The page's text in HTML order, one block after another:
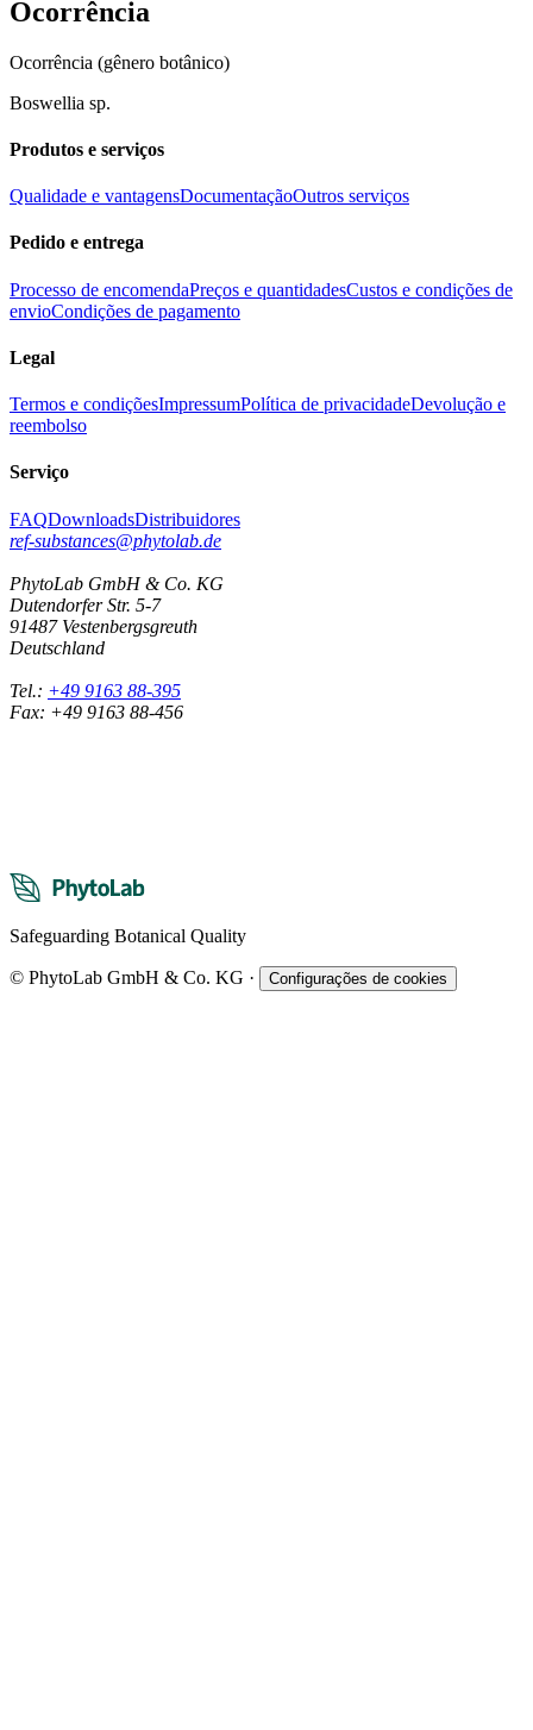
Ocorrência
Ocorrência (gênero botânico)
Boswellia sp.
Produtos e serviços
Qualidade e vantagensDocumentaçãoOutros serviços
Pedido e entrega
Processo de encomendaPreços e quantidadesCustos e condições de
envioCondições de pagamento
Legal
Termos e condiçõesImpressumPolítica de privacidadeDevolução e
reembolso
Serviço
FAQDownloadsDistribuidores
ref-substances@phytolab.de
PhytoLab GmbH & Co. KG
Dutendorfer Str. 5-7
91487 Vestenbergsgreuth
Deutschland
Tel.: +49 9163 88-395
Fax: +49 9163 88-456
Safeguarding Botanical Quality
© PhytoLab GmbH & Co. KG · Configurações de cookies